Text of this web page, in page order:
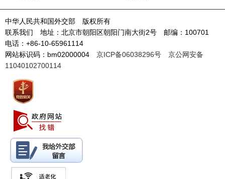
中华人民共和国外交部 版权所有
联系我们 地址：北京市朝阳区朝阳门南大街2号 邮编：100701
电话：+86-10-65961114
网站标识码：bm02000004 京ICP备06038296号
京公网安备
11040102700114